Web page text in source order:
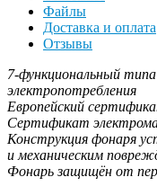
Файлы
Доставка и оплата
Отзывы
7-функциональный
электропотребления
Европейский
Сертификат
Конструкция фонаря
и механическим
Фонарь защищён от